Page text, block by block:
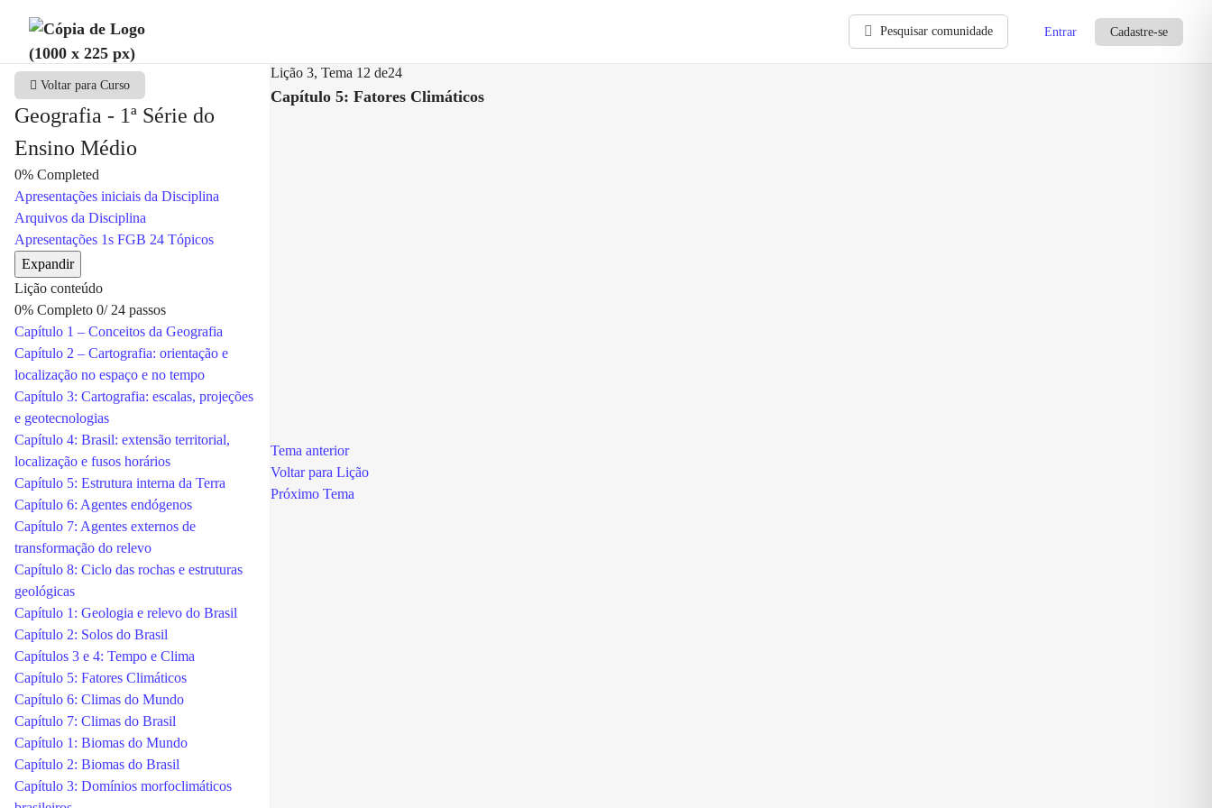
Voltar para Curso
Geografia - 1ª Série do
Ensino Médio
0% Completed
Apresentações iniciais da Disciplina
Arquivos da Disciplina
Apresentações 1s FGB 24 Tópicos
Expandir
Lição conteúdo
0% Completo 0/ 24 passos
Capítulo 1 – Conceitos da Geografia
Capítulo 2 – Cartografia: orientação e
localização no espaço e no tempo
Capítulo 3: Cartografia: escalas, projeções
e geotecnologias
Capítulo 4: Brasil: extensão territorial,
localização e fusos horários
Capítulo 5: Estrutura interna da Terra
Capítulo 6: Agentes endógenos
Capítulo 7: Agentes externos de
transformação do relevo
Capítulo 8: Ciclo das rochas e estruturas
geológicas
Capítulo 1: Geologia e relevo do Brasil
Capítulo 2: Solos do Brasil
Capítulos 3 e 4: Tempo e Clima
Capítulo 5: Fatores Climáticos
Capítulo 6: Climas do Mundo
Capítulo 7: Climas do Brasil
Capítulo 1: Biomas do Mundo
Capítulo 2: Biomas do Brasil
Capítulo 3: Domínios morfoclimáticos
Pesquisar comunidade Entrar Cadastre-se
Lição 3, Tema 12 de24
Capítulo 5: Fatores Climáticos
Tema anterior
Voltar para Lição
Próximo Tema